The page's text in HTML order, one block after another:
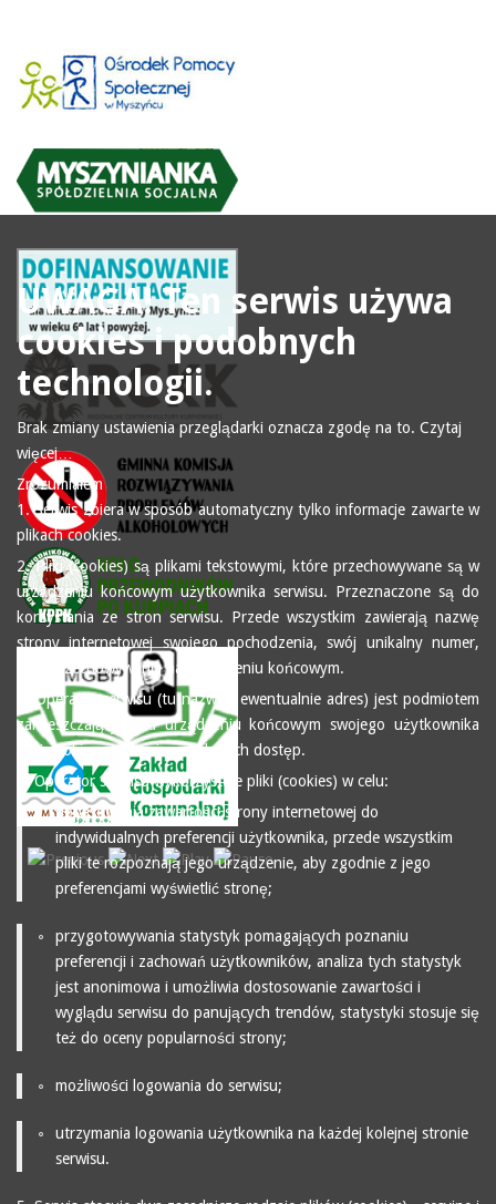
UWAGA! Ten serwis używa
cookies i podobnych
technologii.
Brak zmiany ustawienia przeglądarki oznacza zgodę na to. Czytaj
więcej…
Zrozumiałem
1. Serwis zbiera w sposób automatyczny tylko informacje zawarte w
plikach cookies.
2. Pliki (cookies) są plikami tekstowymi, które przechowywane są w
urządzeniu końcowym użytkownika serwisu. Przeznaczone są do
korzystania ze stron serwisu. Przede wszystkim zawierają nazwę
strony internetowej swojego pochodzenia, swój unikalny numer,
czas przechowywania na urządzeniu końcowym.
3. Operator serwisu (tu nazwa i ewentualnie adres) jest podmiotem
zamieszczającym na urządzeniu końcowym swojego użytkownika
pliki cookies oraz mającym do nich dostęp.
4. Operator serwisu wykorzystuje pliki (cookies) w celu:
dopasowania zawartości strony internetowej do
indywidualnych preferencji użytkownika, przede wszystkim
pliki te rozpoznają jego urządzenie, aby zgodnie z jego
preferencjami wyświetlić stronę;
przygotowywania statystyk pomagających poznaniu
preferencji i zachowań użytkowników, analiza tych statystyk
jest anonimowa i umożliwia dostosowanie zawartości i
wyglądu serwisu do panujących trendów, statystyki stosuje się
też do oceny popularności strony;
możliwości logowania do serwisu;
utrzymania logowania użytkownika na każdej kolejnej stronie
serwisu.